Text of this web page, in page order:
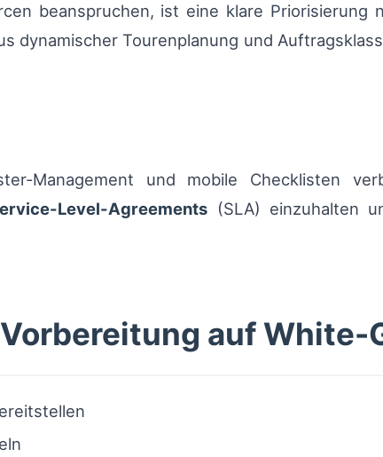
beanspruchen, ist eine klare Priorisierung
dynamischer Tourenplanung und
Management und mobile Checklisten
Level-Agreements (SLA) einzuhalten
auf White-